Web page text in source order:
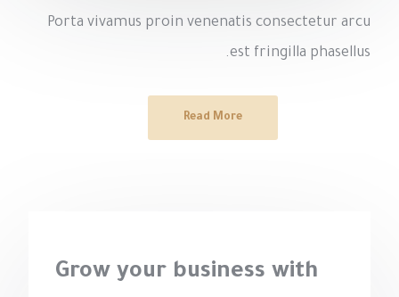
Porta vivamus proin venenatis consectetur arcu
est fringilla phasellus.
Read More
Grow your business with